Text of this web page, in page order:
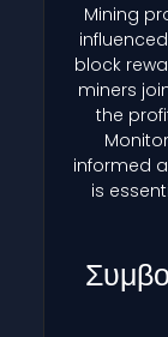
Mining
block
miners
the
informed
is